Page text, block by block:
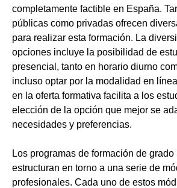
completamente factible en España.
públicas como privadas ofrecen
para realizar esta formación. La
opciones incluye la posibilidad de
presencial, tanto en horario diurno
incluso optar por la modalidad en
en la oferta formativa facilita a los
elección de la opción que mejor se
necesidades y preferencias.
Los programas de formación de grado
estructuran en torno a una serie de
profesionales. Cada uno de estos